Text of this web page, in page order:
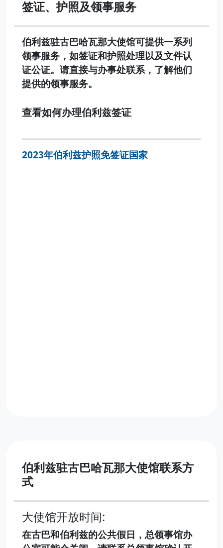
签证、护照及领事服务
伯利兹驻古巴哈瓦那大使馆可提供一系列
领事服务，如签证和护照处理以及文件认
证公证。请直接与办事处联系，了解他们
提供的领事服务。
查看如何办理伯利兹签证
2023年伯利兹护照免签证国家
伯利兹驻古巴哈瓦那大使馆联系方
式
大使馆开放时间:
在古巴和伯利兹的公共假日，总领事馆办